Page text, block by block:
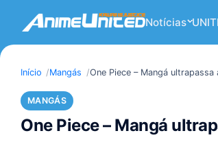
Notícias
Início Mangás One Piece – Mangá
MANGÁS
One Piece – Mangá